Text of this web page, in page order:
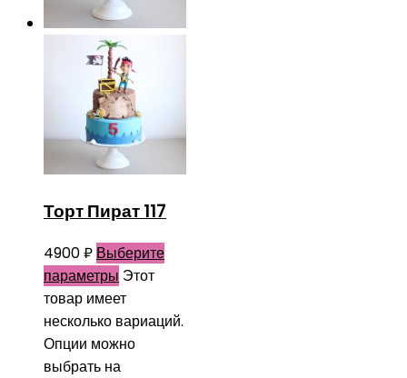
Торт Пират 117
4900₽ Выберите
параметры Этот
товар имеет
несколько вариаций.
Опции можно
выбрать на